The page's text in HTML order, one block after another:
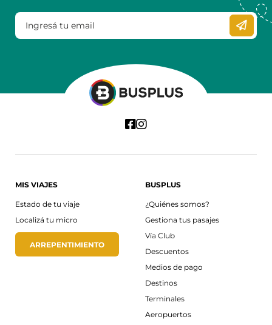
MIS VIAJES
Estado de tu viaje
Localizá tu micro
ARREPENTIMIENTO
BUSPLUS
¿Quiénes somos?
Gestiona tus pasajes
Vía Club
Descuentos
Medios de pago
Destinos
Terminales
Aeropuertos